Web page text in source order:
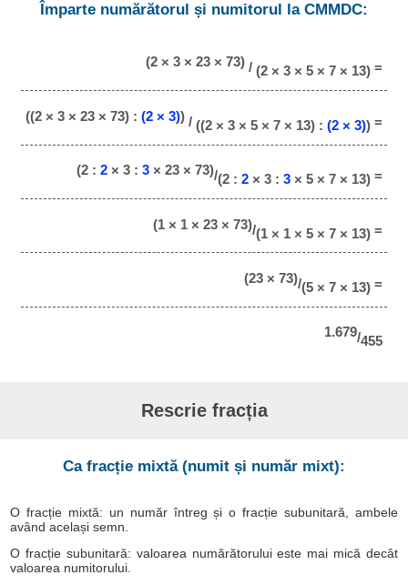
Împarte numărătorul și numitorul la CMMDC:
(2 × 3 × 23 × 73) / (2 × 3 × 5 × 7 × 13) =
((2 × 3 × 23 × 73) : (2 × 3)) / ((2 × 3 × 5 × 7 × 13) : (2 × 3)) =
(2 : 2 × 3 : 3 × 23 × 73)/(2 : 2 × 3 : 3 × 5 × 7 × 13) =
(1 × 1 × 23 × 73)/(1 × 1 × 5 × 7 × 13) =
(23 × 73)/(5 × 7 × 13) =
1.679/455
Rescrie fracția
Ca fracție mixtă (numit și număr mixt):
O fracție mixtă: un număr întreg și o fracție subunitară, ambele
având același semn.
O fracție subunitară: valoarea numărătorului este mai mică decât
valoarea numitorului.